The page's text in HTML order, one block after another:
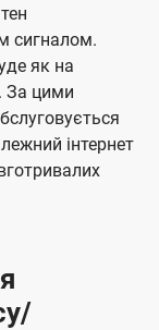
сигналом.
як на
За цими
інтернет